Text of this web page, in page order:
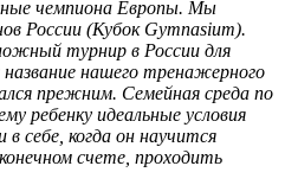
чемпиона Европы. Мы
России (Кубок Gymnasium).
турнир в России для
нашего тренажерного
прежним. Семейная среда по
ребенку идеальные условия
себе, когда он научится
счете, проходить